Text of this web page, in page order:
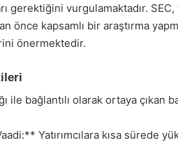
gerektiğini vurgulamaktadır.
önce kapsamlı bir araştırma
önermektedir.
ile bağlantılı olarak ortaya çıkan
Yatırımcılara kısa sürede